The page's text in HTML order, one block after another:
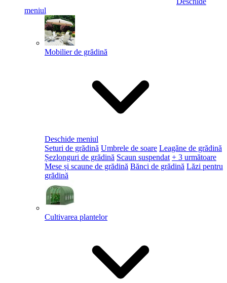
meniul
Mobilier de grădină
Deschide meniul
Seturi de grădină Umbrele de soare Leagăne de grădină
Șezlonguri de grădină Scaun suspendat + 3 următoare
Mese și scaune de grădină Bănci de grădină Lăzi pentru
grădină
Cultivarea plantelor